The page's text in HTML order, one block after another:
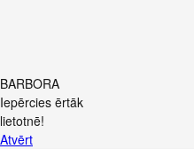
BARBORA
Iepērcies ērtāk
lietotnē!
Atvērt